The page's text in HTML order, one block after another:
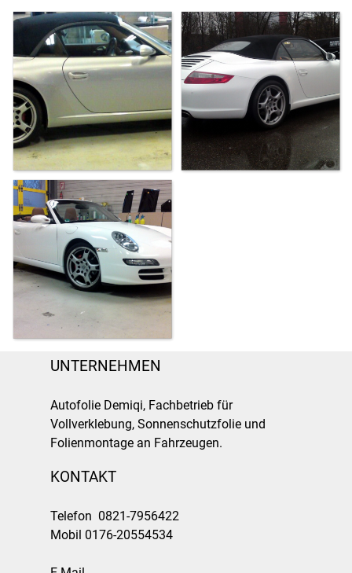
KONTAKT
Telefon 0821-7956422
Mobil 0176-20554534
UNTERNEHMEN
Autofolie Demiqi, Fachbetrieb für
Vollverklebung, Sonnenschutzfolie und
Folienmontage an Fahrzeugen.